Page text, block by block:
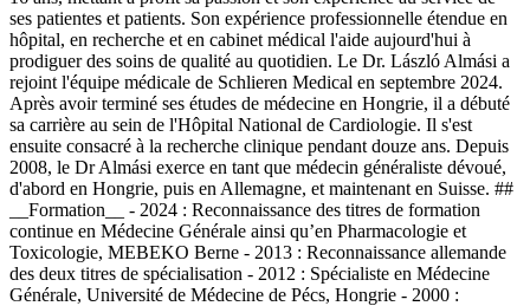
ses patientes et patients. Son expérience professionnelle étendue en
hôpital, en recherche et en cabinet médical l'aide aujourd'hui à
prodiguer des soins de qualité au quotidien. Le Dr. László Almási a
rejoint l'équipe médicale de Schlieren Medical en septembre 2024.
Après avoir terminé ses études de médecine en Hongrie, il a débuté
sa carrière au sein de l'Hôpital National de Cardiologie. Il s'est
ensuite consacré à la recherche clinique pendant douze ans. Depuis
2008, le Dr Almási exerce en tant que médecin généraliste dévoué,
d'abord en Hongrie, puis en Allemagne, et maintenant en Suisse. ##
__Formation__ - 2024 : Reconnaissance des titres de formation
continue en Médecine Générale ainsi qu’en Pharmacologie et
Toxicologie, MEBEKO Berne - 2013 : Reconnaissance allemande
des deux titres de spécialisation - 2012 : Spécialiste en Médecine
Générale, Université de Médecine de Pécs, Hongrie - 2000 :